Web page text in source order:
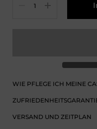
WIE PFLEGE ICH MEINE
VERSAND UND ZEITPLAN